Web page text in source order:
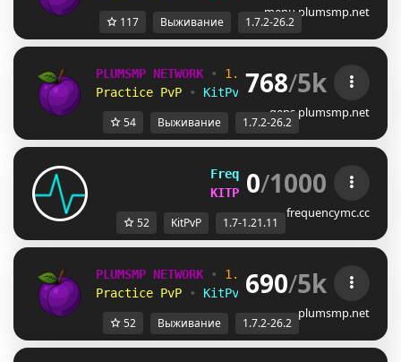
menu.plumsmp.net
117 Выживание 1.7.2-26.2
PLUMSMP NETWORK • 1.7.2 ➜ 26.2
Practice PvP
• KitPvP • Lifesteal
768/5k
gens.plumsmp.net
54 Выживание 1.7.2-26.2
FrequencyMC
[1.7-1.21.11]
KITPVP AND CHALLENGES
0/1000
frequencymc.cc
52 KitPvP 1.7-1.21.11
PLUMSMP NETWORK • 1.7.2 ➜ 26.2
Practice PvP
• KitPvP • Lifesteal
690/5k
plumsmp.net
52 Выживание 1.7.2-26.2